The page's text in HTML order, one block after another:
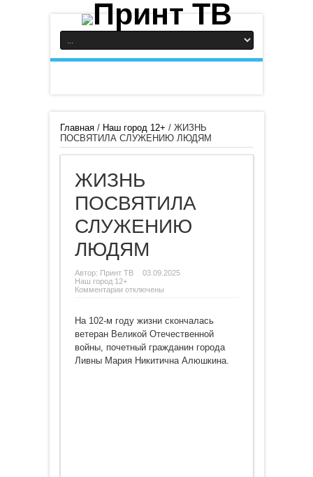
Главная/ Наш город 12+ / ЖИЗНЬ
ПОСВЯТИЛА СЛУЖЕНИЮ ЛЮДЯМ
ЖИЗНЬ
ПОСВЯТИЛА
СЛУЖЕНИЮ
ЛЮДЯМ
Автор: Принт ТВ
03.09.2025
Наш город 12+
Комментариик
СЛУЖЕНИЮ
ЛЮДЯМ
отключены
На 102-м году жизни скончалась
ветеран Великой Отечественной
войны, почетный гражданин города
Ливны Мария Никитична Алюшкина.